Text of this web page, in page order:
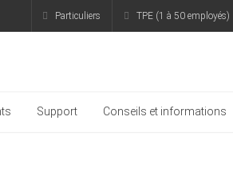
Particuliers TPE (1 à 50 employés)
Support Conseils et informations